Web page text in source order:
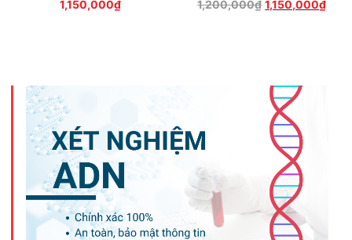
1,150,000₫ 1,200,000₫ Giá
1,150,000₫Giá